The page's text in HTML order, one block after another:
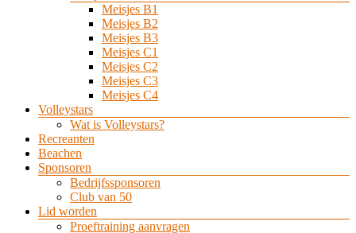
Meisjes B1
Meisjes B2
Meisjes B3
Meisjes C1
Meisjes C2
Meisjes C3
Meisjes C4
Volleystars
Wat is Volleystars?
Recreanten
Beachen
Sponsoren
Bedrijfssponsoren
Club van 50
Lid worden
Proeftraining aanvragen